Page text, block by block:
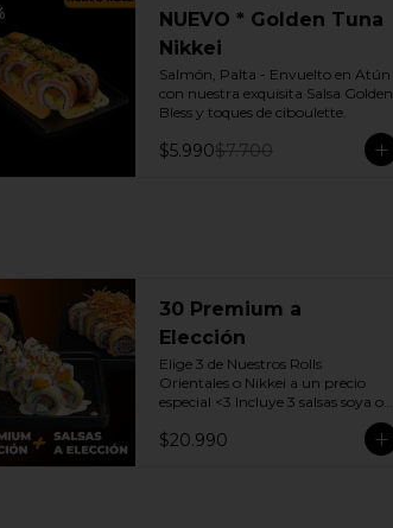
NUEVO * Golden Tuna
Nikkei
Salmón, Palta - Envuelto en Atún
con nuestra exquisita Salsa Golden
Bless y toques de ciboulette.
$5.990$7.700
30 Premium a
Elección
Elige 3 de Nuestros Rolls
Orientales o Nikkei a un precio
especial <3 Incluye 3 salsas soya o
(Promoción no incluye - Roll
$20.990